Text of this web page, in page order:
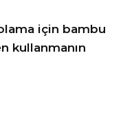
için bambu
kullanmanın